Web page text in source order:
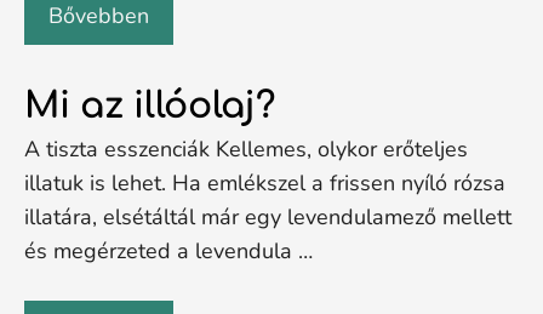
Bővebben
Mi az illóolaj?
A tiszta esszenciák Kellemes, olykor erőteljes
illatuk is lehet. Ha emlékszel a frissen nyíló rózsa
illatára, elsétáltál már egy levendulamező mellett
és megérzeted a levendula …